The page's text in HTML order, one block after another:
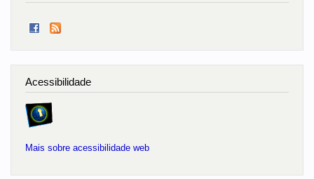
Acessibilidade
Mais sobre acessibilidade web